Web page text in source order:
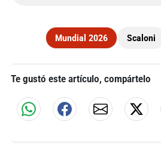
Mundial 2026 Scaloni
Te gustó este artículo, compártelo